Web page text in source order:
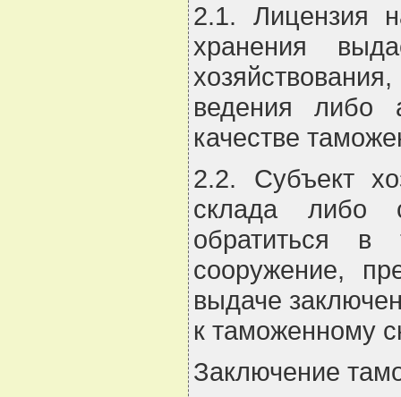
2.1. Лицензия
хранения
ведения либо
качестве
2.2. Субъект
склада либо
обратиться в
сооружение,
выдаче
к таможенному
Заключение